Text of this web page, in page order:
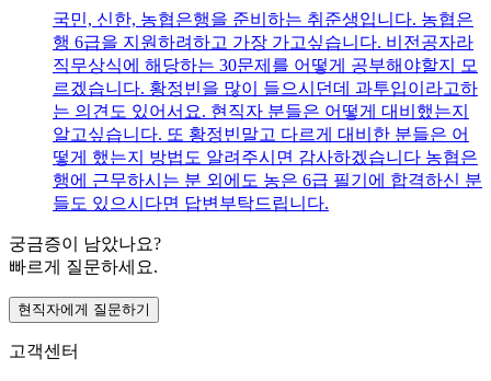
국민, 신한, 농협은행을 준비하는 취준생입니다. 농협은
행 6급을 지원하려하고 가장 가고싶습니다. 비전공자라
직무상식에 해당하는 30문제를 어떻게 공부해야할지 모
르겠습니다. 황정빈을 많이 들으시던데 과투입이라고하
는 의견도 있어서요. 현직자 분들은 어떻게 대비했는지
알고싶습니다. 또 황정빈말고 다르게 대비한 분들은 어
떻게 했는지 방법도 알려주시면 감사하겠습니다 농협은
행에 근무하시는 분 외에도 농은 6급 필기에 합격하신 분
들도 있으시다면 답변부탁드립니다.
궁금증이 남았나요?
빠르게 질문하세요.
현직자에게 질문하기
고객센터